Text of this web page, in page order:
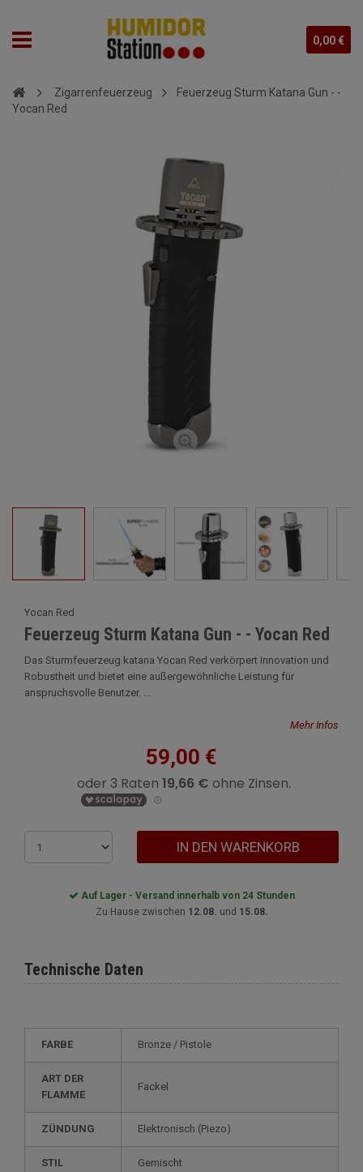
0,00 €
Zigarrenfeuerzeug
Feuerzeug Sturm Katana Gun - -
Yocan Red
Yocan Red
Feuerzeug Sturm Katana Gun - - Yocan Red
Das Sturmfeuerzeug katana Yocan Red verkörpert Innovation und
Robustheit und bietet eine außergewöhnliche Leistung für
anspruchsvolle Benutzer. ...
Mehr Infos
59,00 €
IN DEN WARENKORB
Auf Lager - Versand innerhalb von 24 Stunden
Zu Hause zwischen 12.08. und 15.08.
Technische Daten
FARBE bronze / Pistole
ART DER
FLAMME
Fackel
ZÜNDUNG elektronisch (Piezo)
STIL gemischt